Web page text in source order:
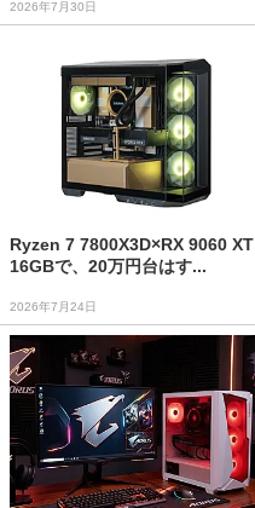
2026年7月30日
Ryzen 7 7800X3D×RX 9060 XT
16GBで、20万円台はす...
2026年7月24日